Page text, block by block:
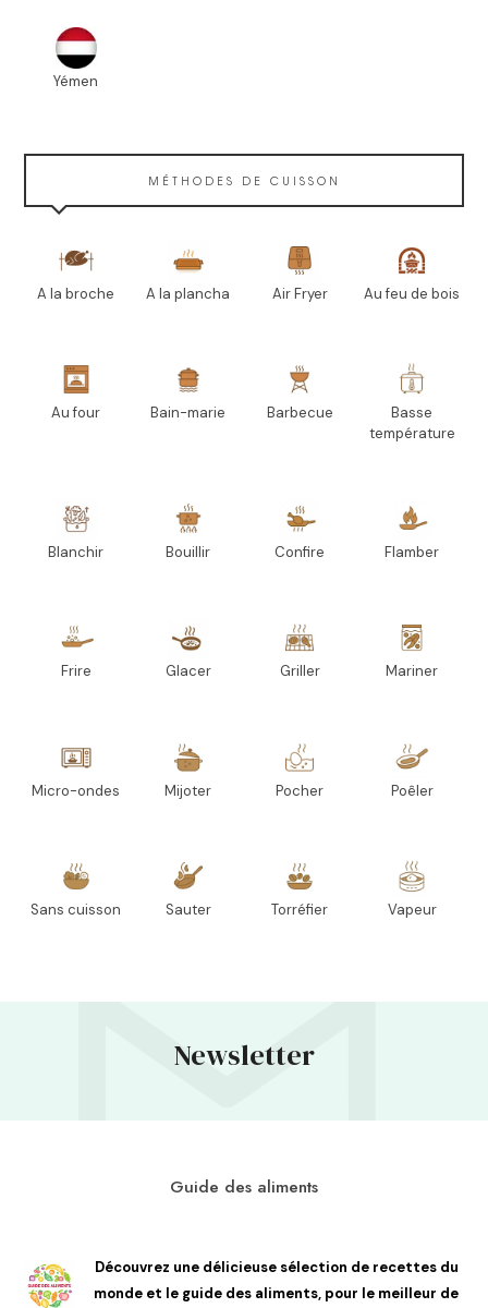
Yémen
MÉTHODES DE CUISSON
A la broche A la plancha Air Fryer Au feu de bois
Au four Bain-marie Barbecue
Basse
température
Blanchir Bouillir Confire Flamber
Frire Glacer Griller Mariner
Micro-ondes Mijoter Pocher Poêler
Sans cuisson Sauter Torréfier Vapeur
Newsletter
Guide des aliments
Découvrez une délicieuse sélection de recettes du
monde et le guide des aliments, pour le meilleur de